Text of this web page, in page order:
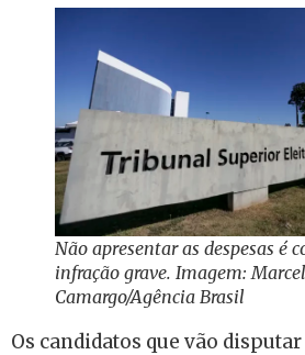
Não apresentar as despesas é
infração grave. Imagem:
Camargo/Agência Brasil
Os candidatos que vão